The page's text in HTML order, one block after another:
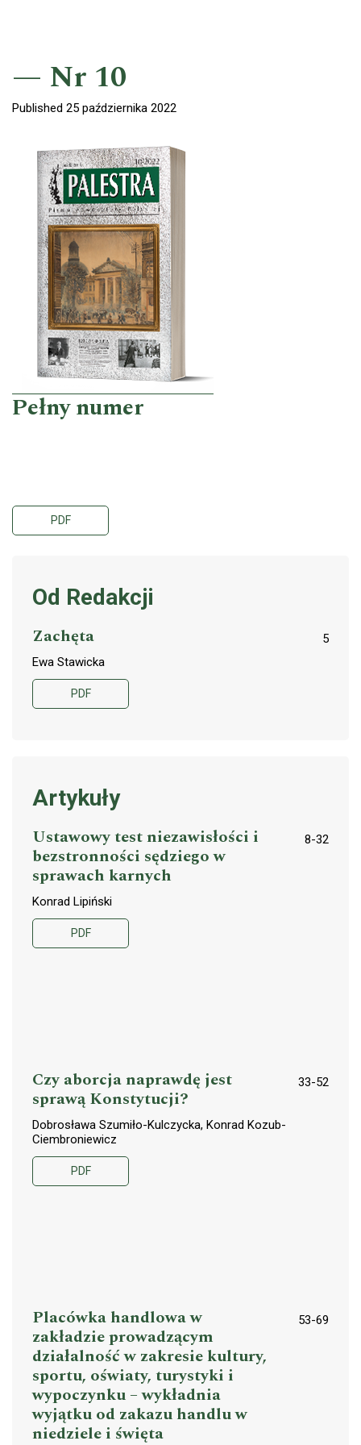
Nr 10
Published 25 października 2022
Pełny numer
PDF
Od Redakcji
Zachęta
5
Ewa Stawicka
PDF
Artykuły
Ustawowy test niezawisłości i
bezstronności sędziego w
sprawach karnych
8-32
Konrad Lipiński
PDF
Czy aborcja naprawdę jest
sprawą Konstytucji?
33-52
Dobrosława Szumiło-Kulczycka, Konrad Kozub-
Ciembroniewicz
PDF
Placówka handlowa w
zakładzie prowadzącym
działalność w zakresie kultury,
sportu, oświaty, turystyki i
wypoczynku – wykładnia
wyjątku od zakazu handlu w
niedziele i święta
53-69